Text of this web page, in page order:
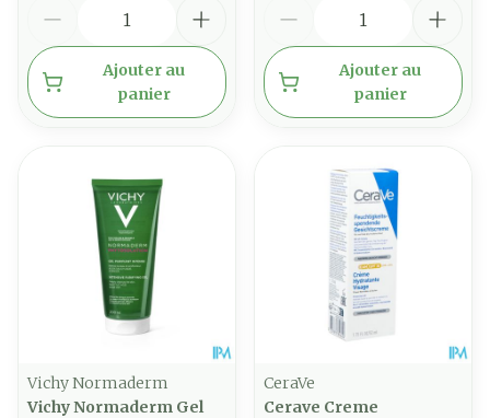
Ajouter au
panier
Ajouter au
panier
Vichy Normaderm
Vichy Normaderm Gel
CeraVe
Cerave Creme